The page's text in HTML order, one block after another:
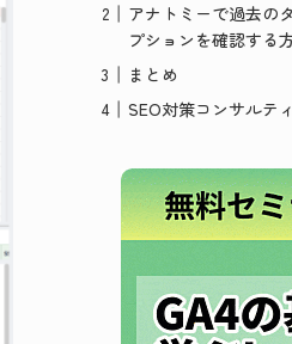
アナトミーで過去の
プションを確認する
まとめ
SEO対策コンサルテ